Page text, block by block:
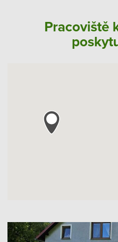
Pracoviště